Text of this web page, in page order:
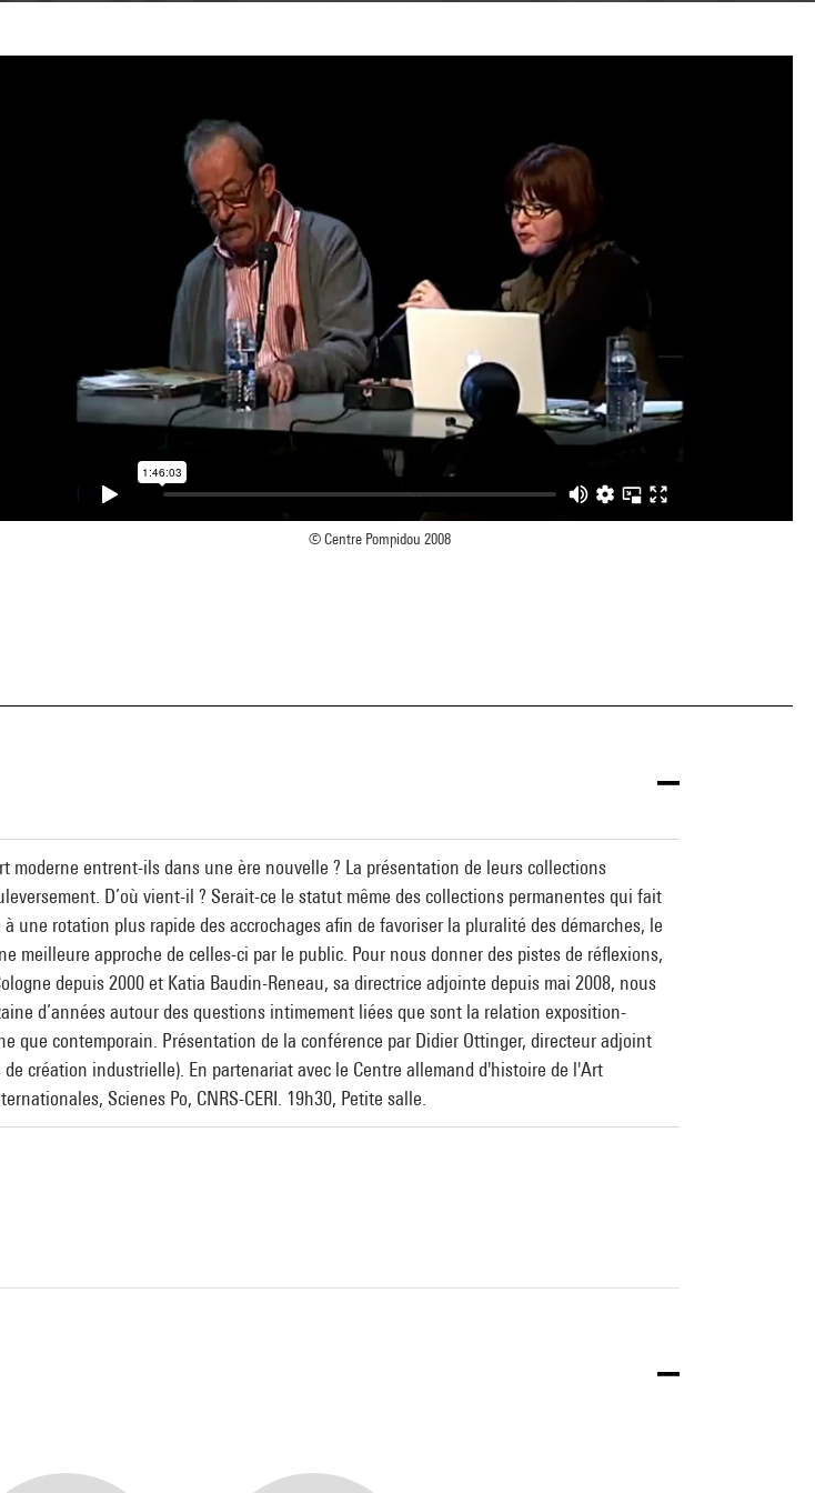
© Centre Pompidou 2008
moderne entrent-ils dans une ère nouvelle ? La présentation de leurs collections
D’où vient-il ? Serait-ce le statut même des collections permanentes qui fait
une rotation plus rapide des accrochages afin de favoriser la pluralité des démarches, le
meilleure approche de celles-ci par le public. Pour nous donner des pistes de réflexions,
depuis 2000 et Katia Baudin-Reneau, sa directrice adjointe depuis mai 2008, nous
d’années autour des questions intimement liées que sont la relation exposition-
que contemporain. Présentation de la conférence par Didier Ottinger, directeur adjoint
création industrielle). En partenariat avec le Centre allemand d'histoire de l'Art
Scienes Po, CNRS-CERI. 19h30, Petite salle.